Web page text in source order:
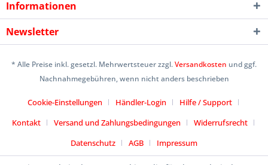
Informationen
Newsletter
* Alle Preise inkl. gesetzl. Mehrwertsteuer zzgl.Versandkosten und ggf.
Nachnahmegebühren, wenn nicht anders beschrieben
Cookie-Einstellungen Händler-Login
Hilfe / Support
Kontakt
Versand und Zahlungsbedingungen
Widerrufsrecht
Datenschutz
AGB Impressum
Designed byicommercetime